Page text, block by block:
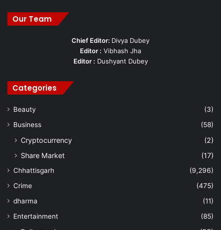
Our Team
Chief Editor: Divya Dubey
Editor : Vibhash Jha
Editor : Dushyant Dubey
Categories
Beauty
(3)
Business
(58)
Cryptocurrency
(2)
Share Market
(17)
Chhattisgarh
(9,296)
Crime
(475)
dharma
(11)
Entertainment
(85)